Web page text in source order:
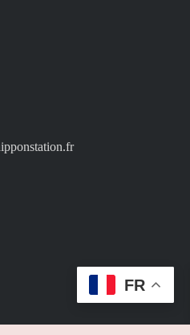
FR